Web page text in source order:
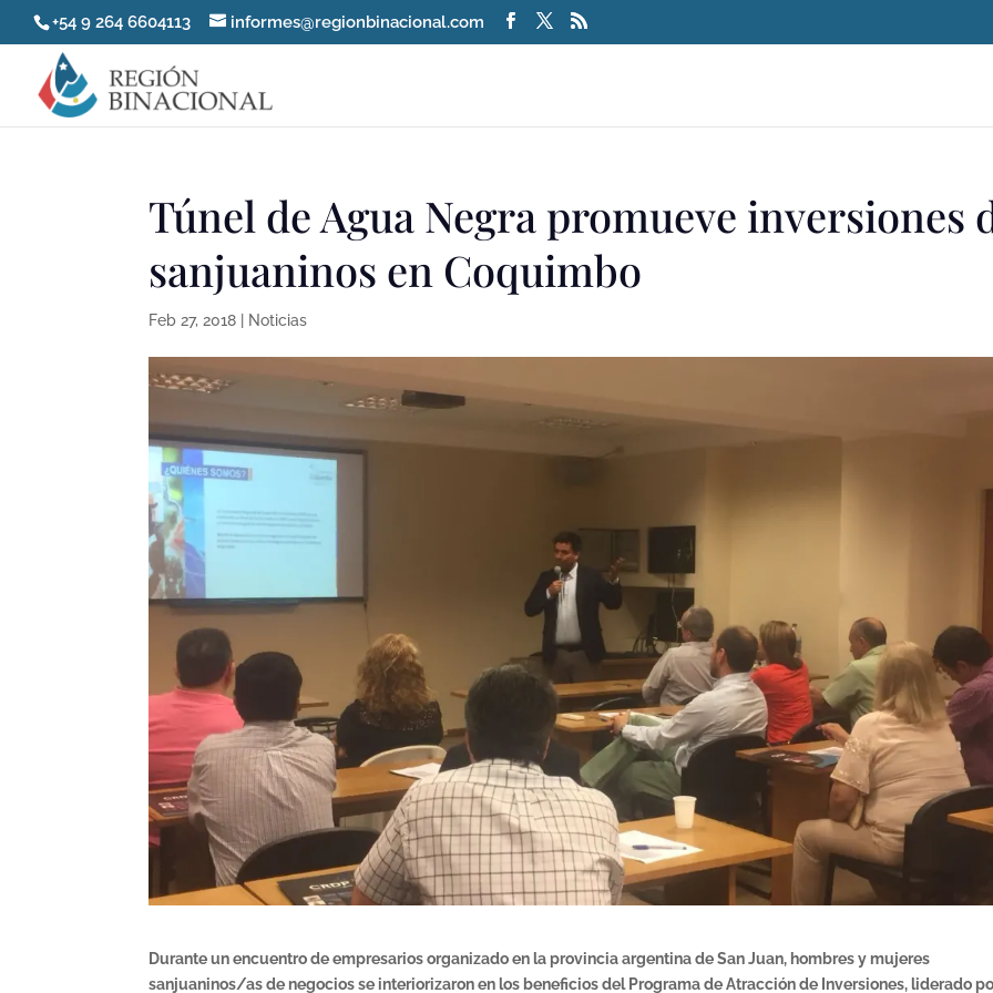
+54 9 264 6604113 informes@regionbinacional.com
Túnel de Agua Negra promueve inversiones
sanjuaninos en Coquimbo
Feb 27, 2018 Noticias
Durante un encuentro de empresarios organizado en la provincia argentina de San Juan, hombres y mujeres
sanjuaninos/as de negocios se interiorizaron en los beneficios del Programa de Atracción de Inversiones, liderado